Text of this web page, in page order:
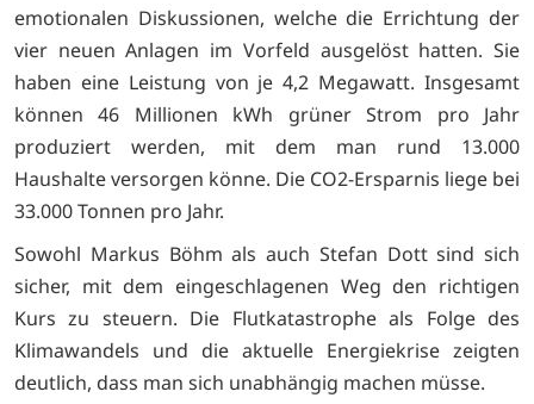
emotionalen Diskussionen, welche die Errichtung der
vier neuen Anlagen im Vorfeld ausgelöst hatten. Sie
haben eine Leistung von je 4,2 Megawatt. Insgesamt
können 46 Millionen kWh grüner Strom pro Jahr
produziert werden, mit dem man rund 13.000
Haushalte versorgen könne. Die CO2-Ersparnis liege bei
33.000 Tonnen pro Jahr.
Sowohl Markus Böhm als auch Stefan Dott sind sich
sicher, mit dem eingeschlagenen Weg den richtigen
Kurs zu steuern. Die Flutkatastrophe als Folge des
Klimawandels und die aktuelle Energiekrise zeigten
deutlich, dass man sich unabhängig machen müsse.